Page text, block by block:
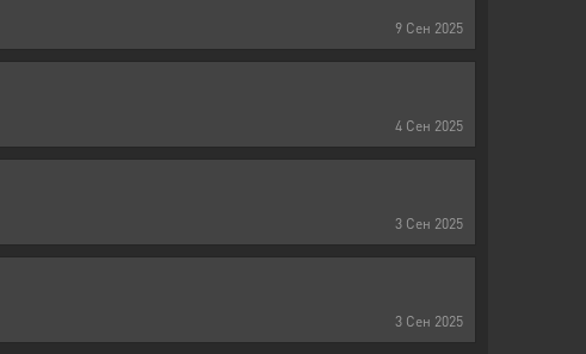
9 Сен 2025
4 Сен 2025
3 Сен 2025
3 Сен 2025